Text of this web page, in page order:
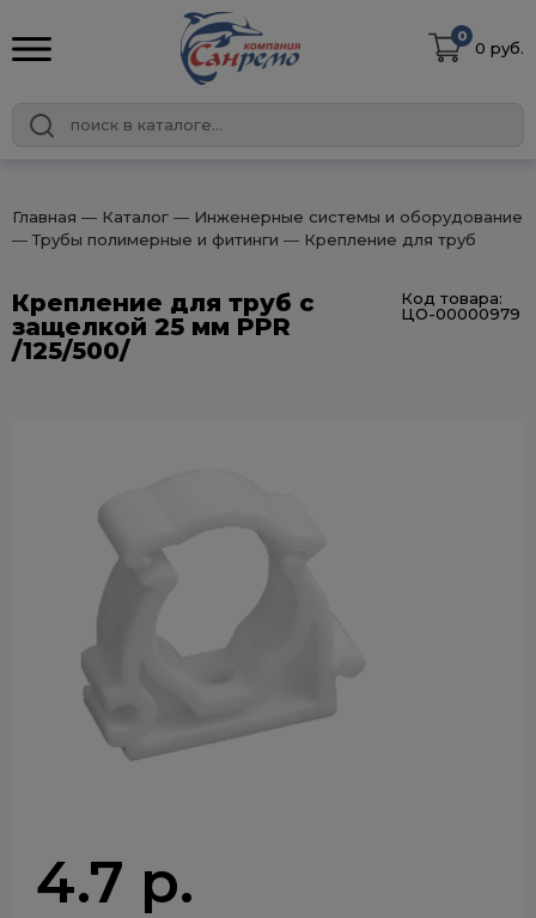
0
0 руб.
Главная ― Каталог ― Инженерные системы и оборудование
― Трубы полимерные и фитинги ― Крепление для труб
Крепление для труб с
защелкой 25 мм PPR
/125/500/
Код товара:
ЦО-00000979
4.7 р.